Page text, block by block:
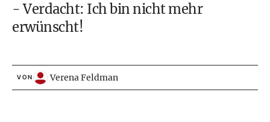
- Verdacht: Ich bin nicht mehr
erwünscht!
VON Verena Feldman